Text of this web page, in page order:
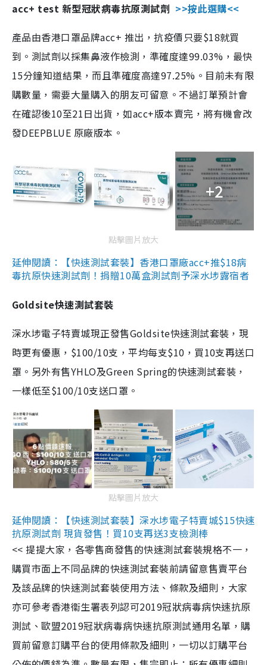
acc+ test 新型冠狀病毒抗原測試劑 >>按此選購<<
產品由香港口罩品牌acc+ 推出，抗疫價只要$18就買
到。測試劑以採集鼻液作檢測，準確度達99.03%，最快
15分鐘知道結果，而且準確度高達97.25%。目前未有限
購數量，需要大量購入的朋友可留意。不過訂單預計會
在確認後10至21日出貨，如acc+版本賣完，將有機會改
發DEEPBLUE 原廠版本。
+2
點擊圖片放大
延伸閱讀：【快速測試套裝】香港口罩廠acc+推$18病
毒抗原快速測試劑！捐贈10萬盒測試劑予深水埗露宿者
Goldsite快速測試套裝
深水埗電子特賣城現正發售Goldsite快速測試套裝，現
時更有優惠，$100/10支，平均每支$10，買10支再送口
罩。另外有售YHLO及Green Spring的快速測試套裝，
一樣低至$100/10支送口罩。
點擊圖片放大
延伸閱讀：【快速測試套裝】深水埗電子特賣城$15快速
抗原測試劑 現貨發售！買10支再送3支檢測棒
<< 提提大家，各零售商發售的快速測試套裝規格不一，
購買市面上不同品牌的快速測試套裝前請留意售賣平台
及該品牌的快速測試套裝使用方法、條款及細則，大家
亦可參考香港衞生署表列認可2019冠狀病毒病快速抗原
測試、歐盟2019冠狀病毒病快速抗原測試通用名單，購
買前留意訂購平台的使用條款及細則，一切以訂購平台